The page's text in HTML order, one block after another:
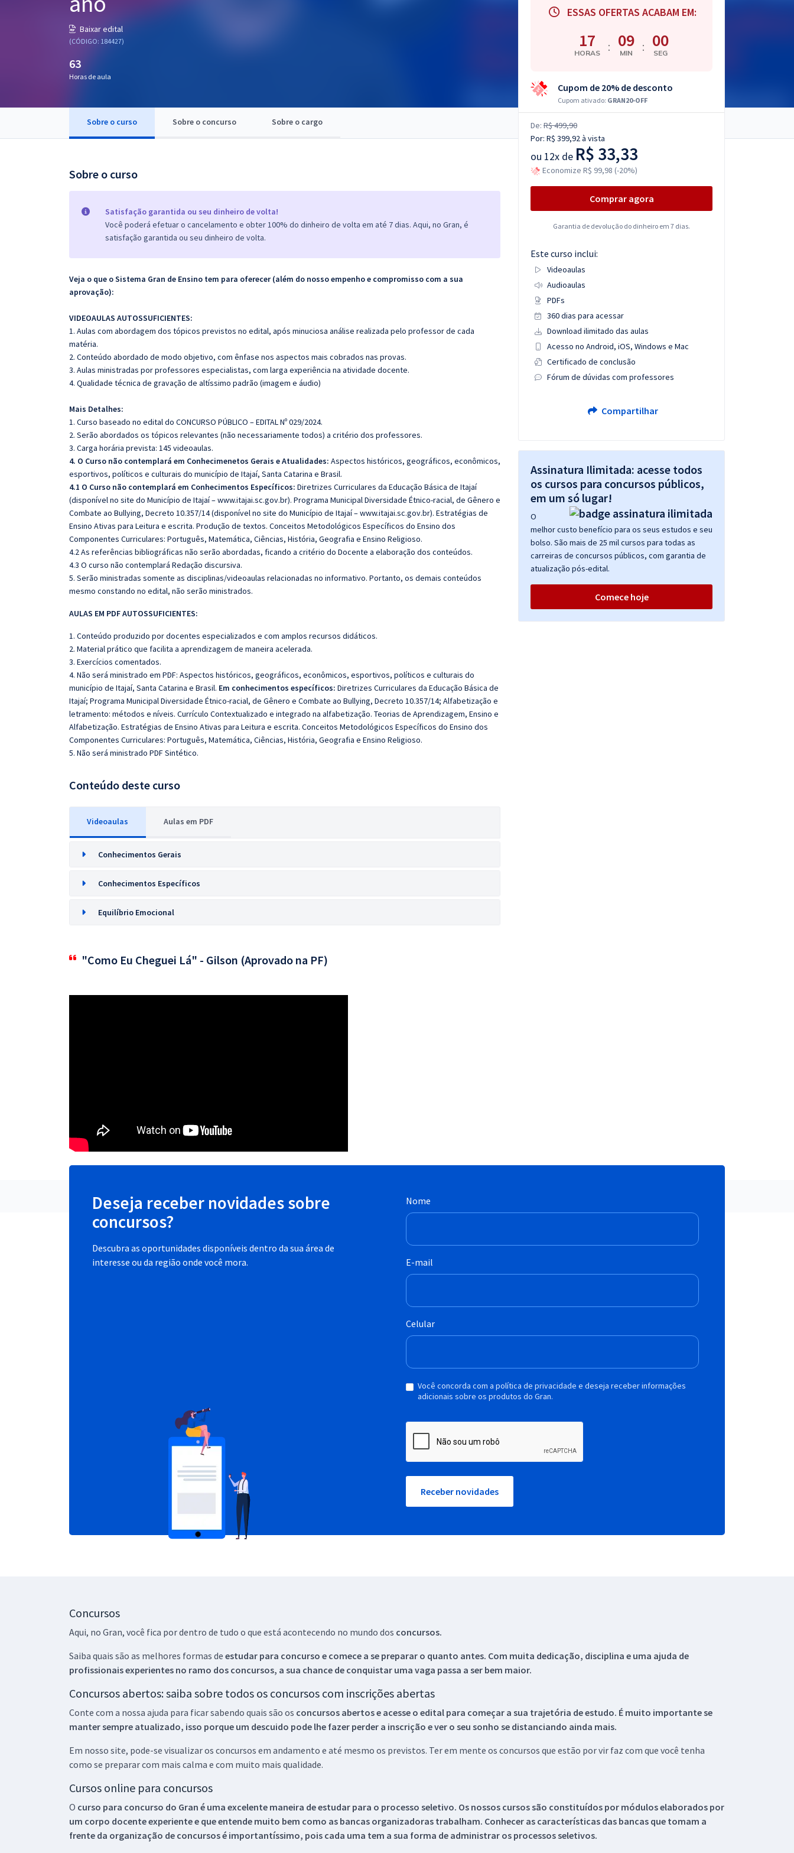
Baixar edital
(CÓDIGO: 184427)
63
Horas de aula
Sobre o curso Sobre o concurso Sobre o cargo
Sobre o curso
Satisfação garantida ou seu dinheiro de volta!
Você poderá efetuar o cancelamento e obter 100% do dinheiro de volta em até 7 dias. Aqui, no Gran, é
satisfação garantida ou seu dinheiro de volta.
Veja o que o Sistema Gran de Ensino tem para oferecer (além do nosso empenho e compromisso com a sua
aprovação):
VIDEOAULAS AUTOSSUFICIENTES:
1. Aulas com abordagem dos tópicos previstos no edital, após minuciosa análise realizada pelo professor de cada
matéria.
2. Conteúdo abordado de modo objetivo, com ênfase nos aspectos mais cobrados nas provas.
3. Aulas ministradas por professores especialistas, com larga experiência na atividade docente.
4. Qualidade técnica de gravação de altíssimo padrão (imagem e áudio)
Mais Detalhes:
1. Curso baseado no edital do CONCURSO PÚBLICO – EDITAL Nº 029/2024.
2. Serão abordados os tópicos relevantes (não necessariamente todos) a critério dos professores.
3. Carga horária prevista: 145 videoaulas.
4. O Curso não contemplará em Conhecimenetos Gerais e Atualidades: Aspectos históricos, geográficos, econômicos,
esportivos, políticos e culturais do município de Itajaí, Santa Catarina e Brasil.
4.1 O Curso não contemplará em Conhecimentos Específicos: Diretrizes Curriculares da Educação Básica de Itajaí
(disponível no site do Município de Itajaí – www.itajai.sc.gov.br). Programa Municipal Diversidade Étnico-racial, de Gênero e
Combate ao Bullying, Decreto 10.357/14 (disponível no site do Município de Itajaí – www.itajai.sc.gov.br). Estratégias de
Ensino Ativas para Leitura e escrita. Produção de textos. Conceitos Metodológicos Específicos do Ensino dos
Componentes Curriculares: Português, Matemática, Ciências, História, Geografia e Ensino Religioso.
4.2 As referências bibliográficas não serão abordadas, ficando a critério do Docente a elaboração dos conteúdos.
4.3 O curso não contemplará Redação discursiva.
5. Serão ministradas somente as disciplinas/videoaulas relacionadas no informativo. Portanto, os demais conteúdos
mesmo constando no edital, não serão ministrados.
AULAS EM PDF AUTOSSUFICIENTES:
1. Conteúdo produzido por docentes especializados e com amplos recursos didáticos.
2. Material prático que facilita a aprendizagem de maneira acelerada.
3. Exercícios comentados.
4. Não será ministrado em PDF: Aspectos históricos, geográficos, econômicos, esportivos, políticos e culturais do
município de Itajaí, Santa Catarina e Brasil. Em conhecimentos específicos: Diretrizes Curriculares da Educação Básica de
Itajaí; Programa Municipal Diversidade Étnico-racial, de Gênero e Combate ao Bullying, Decreto 10.357/14; Alfabetização e
letramento: métodos e níveis. Currículo Contextualizado e integrado na alfabetização. Teorias de Aprendizagem, Ensino e
Alfabetização. Estratégias de Ensino Ativas para Leitura e escrita. Conceitos Metodológicos Específicos do Ensino dos
Componentes Curriculares: Português, Matemática, Ciências, História, Geografia e Ensino Religioso.
5. Não será ministrado PDF Sintético.
Conteúdo deste curso
Videoaulas Aulas em PDF
Conhecimentos Gerais
Conhecimentos Específicos
Equilíbrio Emocional
"Como Eu Cheguei Lá" - Gilson (Aprovado na PF)
ESSAS OFERTAS ACABAM EM:
17
HORAS : 09
MIN : 00
SEG
Cupom de 20% de desconto
Cupom ativado: GRAN20-OFF
De: R$ 499,90
Por: R$ 399,92à vista
ou 12x de R$ 33,33
Economize R$ 99,98 (-20%)
Comprar agora
Garantia de devolução do dinheiro em 7 dias.
Este curso inclui:
Videoaulas
Audioaulas
PDFs
360 dias para acessar
Download ilimitado das aulas
Acesso no Android, iOS, Windows e Mac
Certificado de conclusão
Fórum de dúvidas com professores
Compartilhar
Assinatura Ilimitada: acesse todos
os cursos para concursos públicos,
em um só lugar!
O
melhor custo benefício para os seus estudos e seu
bolso. São mais de 25 mil cursos para todas as
carreiras de concursos públicos, com garantia de
atualização pós-edital.
Comece hoje
Deseja receber novidades sobre
concursos?
Descubra as oportunidades disponíveis dentro da sua área de
interesse ou da região onde você mora.
Nome
E-mail
Celular
Você concorda com a política de privacidade e deseja receber informações
adicionais sobre os produtos do Gran.
Receber novidades
Concursos
Aqui, no Gran, você fica por dentro de tudo o que está acontecendo no mundo dos concursos.
Saiba quais são as melhores formas de estudar para concurso e comece a se preparar o quanto antes. Com muita dedicação, disciplina e uma ajuda de
profissionais experientes no ramo dos concursos, a sua chance de conquistar uma vaga passa a ser bem maior.
Concursos abertos: saiba sobre todos os concursos com inscrições abertas
Conte com a nossa ajuda para ficar sabendo quais são os concursos abertos e acesse o edital para começar a sua trajetória de estudo. É muito importante se
manter sempre atualizado, isso porque um descuido pode lhe fazer perder a inscrição e ver o seu sonho se distanciando ainda mais.
Em nosso site, pode-se visualizar os concursos em andamento e até mesmo os previstos. Ter em mente os concursos que estão por vir faz com que você tenha
como se preparar com mais calma e com muito mais qualidade.
Cursos online para concursos
O curso para concurso do Gran é uma excelente maneira de estudar para o processo seletivo. Os nossos cursos são constituídos por módulos elaborados por
um corpo docente experiente e que entende muito bem como as bancas organizadoras trabalham. Conhecer as características das bancas que tomam a
frente da organização de concursos é importantíssimo, pois cada uma tem a sua forma de administrar os processos seletivos.